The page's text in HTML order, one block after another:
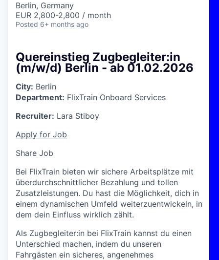
Berlin, Germany
EUR 2,800-2,800 / month
Posted 6+ months ago
Quereinstieg Zugbegleiter:in
(m/w/d) Berlin - ab 01.02.2026
City: Berlin
Department: FlixTrain Onboard Services
Recruiter: Lara Stiboy
Apply for Job
Share Job
Bei FlixTrain bieten wir sichere Arbeitsplätze mit
überdurchschnittlicher Bezahlung und tollen
Zusatzleistungen. Du hast die Möglichkeit, dich in
einem dynamischen Umfeld weiterzuentwickeln, in
dem dein Einfluss wirklich zählt.
Als Zugbegleiter:in bei FlixTrain kannst du einen
Unterschied machen, indem du unseren
Fahrgästen ein sicheres, angenehmes